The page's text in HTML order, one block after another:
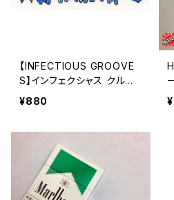
【INFECTIOUS GROOVE
S】インフェクシャス クルー
ヴス ステッカー
¥880